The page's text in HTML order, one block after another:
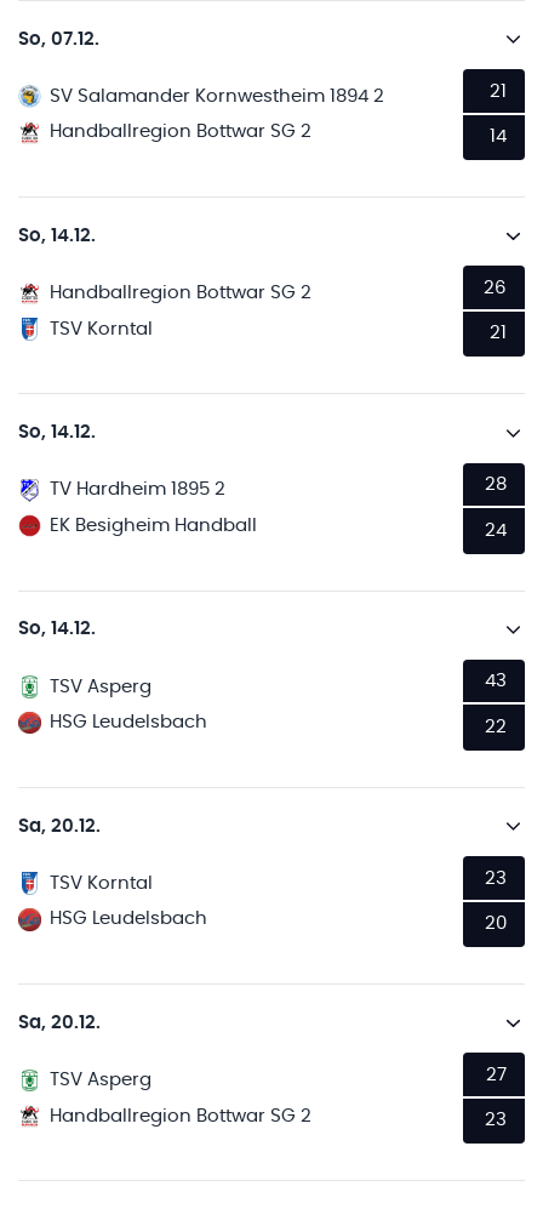
So, 07.12.
SV Salamander Kornwestheim 1894 2
Handballregion Bottwar SG 2
21
14
So, 14.12.
Handballregion Bottwar SG 2
TSV Korntal
26
21
So, 14.12.
TV Hardheim 1895 2
EK Besigheim Handball
28
24
So, 14.12.
TSV Asperg
HSG Leudelsbach
43
22
Sa, 20.12.
TSV Korntal
HSG Leudelsbach
23
20
Sa, 20.12.
TSV Asperg
Handballregion Bottwar SG 2
27
23